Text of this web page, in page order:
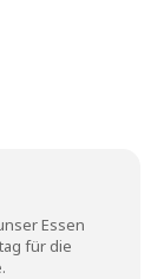
Essen
für die